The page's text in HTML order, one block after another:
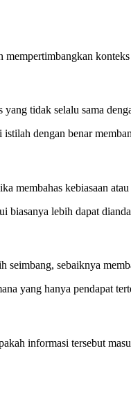
tidak selalu sama
dengan benar
membahas kebiasaan
biasanya lebih dapat
sebaiknya
yang hanya pendapat
informasi tersebut